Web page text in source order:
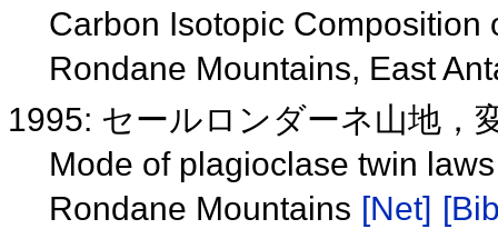
Carbon Isotopic Composition
Rondane Mountains, East
1995: セールロンダーネ山地，
Mode of plagioclase twin
Rondane Mountains [Net]